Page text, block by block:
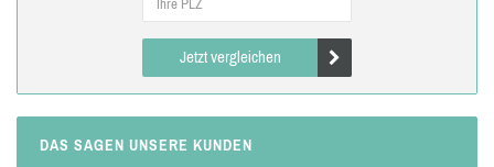
Jetzt vergleichen
DAS SAGEN UNSERE KUNDEN